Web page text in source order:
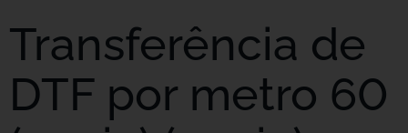
Transferência de
DTF por metro 60